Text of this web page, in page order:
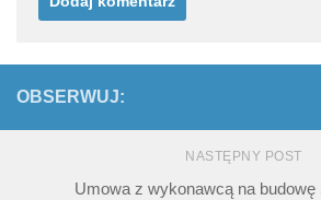
OBSERWUJ:
NASTĘPNY POST
Umowa z wykonawcą na budowę